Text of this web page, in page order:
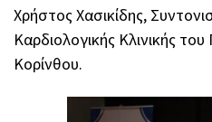
Χρήστος Χασικίδης,
Καρδιολογικής Κλινικής
Κορίνθου.